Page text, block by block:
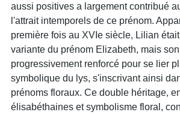
aussi positives a largement contribué
l'attrait intemporels de ce prénom.
première fois au XVIe siècle, Lilian
variante du prénom Elizabeth, mais
progressivement renforcé pour se lier
symbolique du lys, s'inscrivant ainsi
prénoms floraux. Ce double héritage,
élisabéthaines et symbolisme floral,